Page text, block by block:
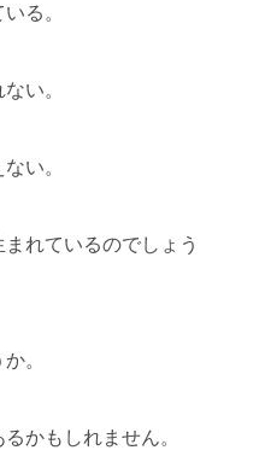
る。
い。
い。
れているのでしょう
。
かもしれません。